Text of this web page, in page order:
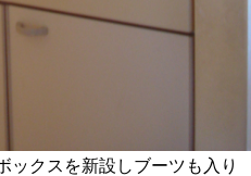
ックスを新設しブーツも入り